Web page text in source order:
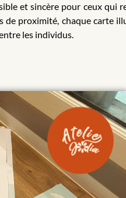
et sincère pour ceux qui
de proximité, chaque carte
les individus.